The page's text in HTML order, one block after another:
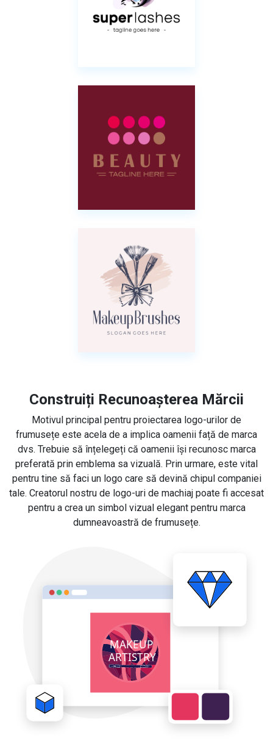
Construiți Recunoașterea Mărcii
Motivul principal pentru proiectarea logo-urilor de
frumusețe este acela de a implica oamenii față de marca
dvs. Trebuie să înțelegeți că oamenii își recunosc marca
preferată prin emblema sa vizuală. Prin urmare, este vital
pentru tine să faci un logo care să devină chipul companiei
tale. Creatorul nostru de logo-uri de machiaj poate fi accesat
pentru a crea un simbol vizual elegant pentru marca
dumneavoastră de frumusețe.